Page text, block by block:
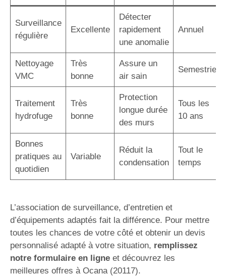
Surveillance
régulière
Excellente
Détecter
rapidement
une anomalie
Annuel
Nettoyage
VMC
Très
bonne
Assure un
air sain
Semestriel
Traitement
hydrofuge
Très
bonne
Protection
longue durée
des murs
Tous les
10 ans
Bonnes
pratiques au
quotidien
Variable
Réduit la
condensation
Tout le
temps
L’association de surveillance, d’entretien et
d’équipements adaptés fait la différence. Pour mettre
toutes les chances de votre côté et obtenir un devis
personnalisé adapté à votre situation, remplissez
notre formulaire en ligne et découvrez les
meilleures offres à Ocana (20117).